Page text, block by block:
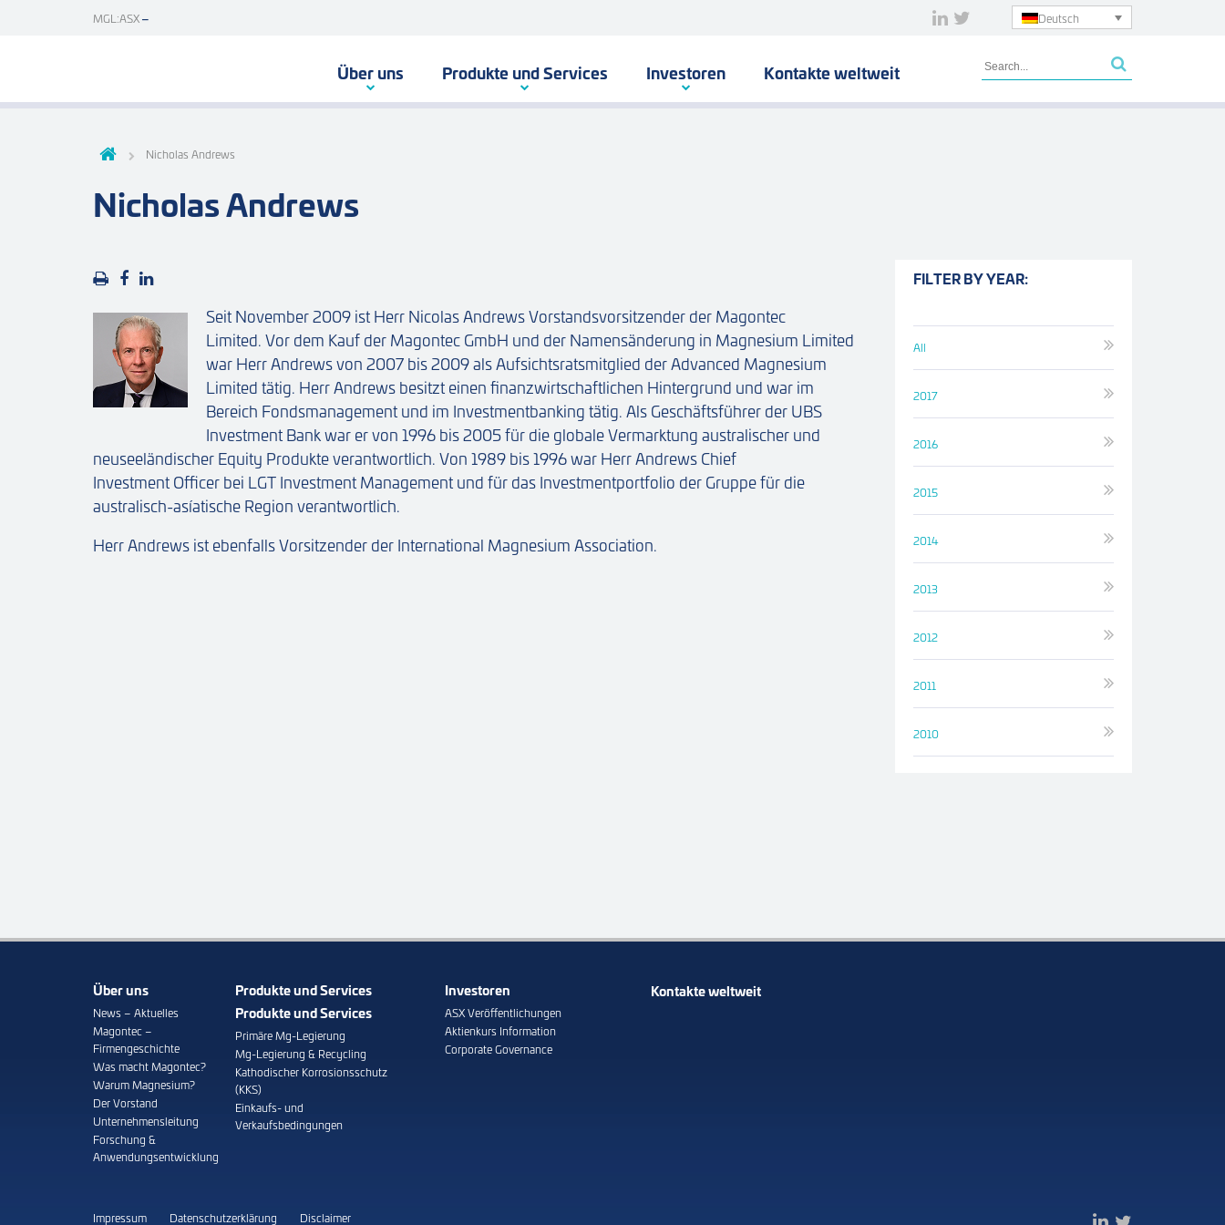
Deutsch
MGL:ASX
Über uns Produkte und Services Investoren Kontakte weltweit
Nicholas Andrews
Nicholas Andrews
Seit November 2009 ist Herr Nicolas Andrews Vorstandsvorsitzender der Magontec
Limited. Vor dem Kauf der Magontec GmbH und der Namensänderung in Magnesium Limited
war Herr Andrews von 2007 bis 2009 als Aufsichtsratsmitglied der Advanced Magnesium
Limited tätig. Herr Andrews besitzt einen finanzwirtschaftlichen Hintergrund und war im
Bereich Fondsmanagement und im Investmentbanking tätig. Als Geschäftsführer der UBS
Investment Bank war er von 1996 bis 2005 für die globale Vermarktung australischer und
neuseeländischer Equity Produkte verantwortlich. Von 1989 bis 1996 war Herr Andrews Chief
Investment Officer bei LGT Investment Management und für das Investmentportfolio der Gruppe für die
australisch-asíatische Region verantwortlich.
Herr Andrews ist ebenfalls Vorsitzender der International Magnesium Association.
FILTER BY YEAR:
All
2017
2016
2015
2014
2013
2012
2011
2010
Über uns
News – Aktuelles
Magontec –
Firmengeschichte
Was macht Magontec?
Warum Magnesium?
Der Vorstand
Unternehmensleitung
Forschung &
Anwendungsentwicklung
Produkte und Services
Produkte und Services
Primäre Mg-Legierung
Mg-Legierung & Recycling
Kathodischer Korrosionsschutz
(KKS)
Einkaufs- und
Verkaufsbedingungen
Investoren
ASX Veröffentlichungen
Aktienkurs Information
Corporate Governance
Kontakte weltweit
Impressum Datenschutzerklärung Disclaimer